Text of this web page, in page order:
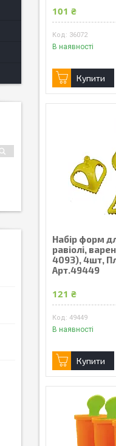
101 ₴
36072
В наявності
Купити
Набір форм
равіолі,
4093), 4шт,
Арт.49449
121 ₴
49449
В наявності
Купити